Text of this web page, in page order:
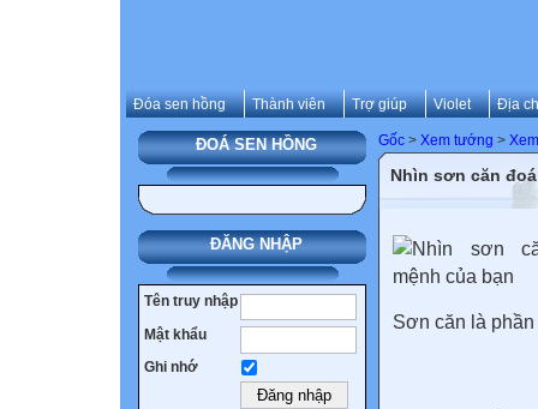
Đóa sen hồng Thành viên Trợ giúp Violet Địa
ĐOÁ SEN HỒNG
ĐĂNG NHẬP
Tên truy nhập
Mật khẩu
Ghi nhớ
Gốc > Xem tướng >
Nhìn sơn căn
Sơn căn là